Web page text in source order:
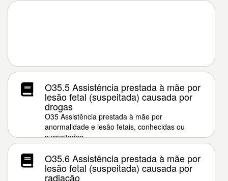
O35.5 Assistência prestada à mãe por
lesão fetal (suspeitada) causada por
drogas
O35 Assistência prestada à mãe por
anormalidade e lesão fetais, conhecidas ou
suspeitadas
O35.6 Assistência prestada à mãe por
lesão fetal (suspeitada) causada por
radiação